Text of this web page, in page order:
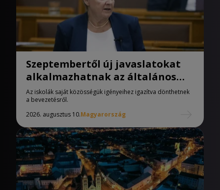
Szeptembertől új javaslatokat
alkalmazhatnak az általános
iskolák
Az iskolák saját közösségük igényeihez igazítva dönthetnek
a bevezetésről.
2026. augusztus 10.Magyarország